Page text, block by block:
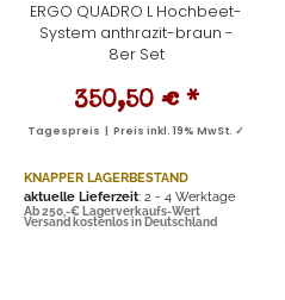
ERGO QUADRO L Hochbeet-
System anthrazit-braun -
8er Set
350,50 € *
Tagespreis | Preis inkl. 19% MwSt. ✓
KNAPPER LAGERBESTAND
aktuelle Lieferzeit: 2 - 4 Werktage
Ab 250,-€ Lagerverkaufs-Wert
Versand kostenlos in Deutschland